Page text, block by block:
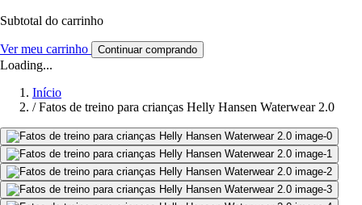
Subtotal do carrinho
Ver meu carrinho Continuar comprando
Loading...
Início
/ Fatos de treino para crianças Helly Hansen Waterwear 2.0